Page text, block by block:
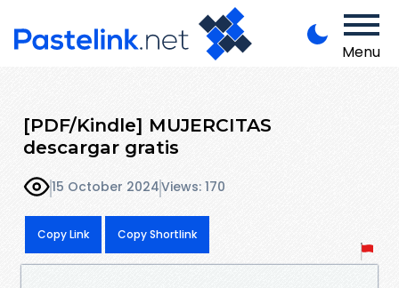
Menu
[PDF/Kindle] MUJERCITAS
descargar gratis
15 October 2024Views: 170
Copy Link Copy Shortlink